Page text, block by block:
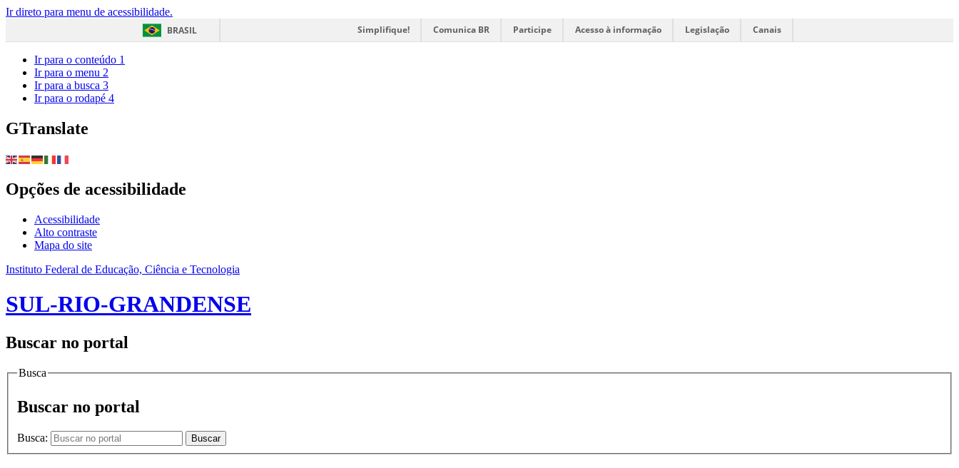
Ir direto para menu de acessibilidade.
BRASIL
Simplifique! Comunica BR Participe Acesso à informação Legislação Canais
Ir para o conteúdo 1
Ir para o menu 2
Ir para a busca 3
Ir para o rodapé 4
GTranslate
Opções de acessibilidade
Acessibilidade
Alto contraste
Mapa do site
Instituto Federal de Educação, Ciência e Tecnologia
SUL-RIO-GRANDENSE
Buscar no portal
Busca
Buscar no portal
Busca: Buscar